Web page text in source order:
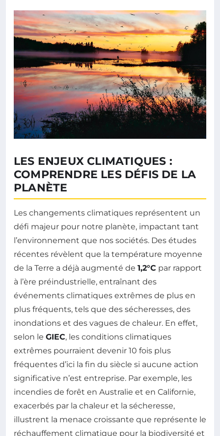
LES ENJEUX CLIMATIQUES :
COMPRENDRE LES DÉFIS DE LA
PLANÈTE
Les changements climatiques représentent un
défi majeur pour notre planète, impactant tant
l’environnement que nos sociétés. Des études
récentes révèlent que la température moyenne
de la Terre a déjà augmenté de 1,2°C par rapport
à l’ère préindustrielle, entraînant des
événements climatiques extrêmes de plus en
plus fréquents, tels que des sécheresses, des
inondations et des vagues de chaleur. En effet,
selon le GIEC, les conditions climatiques
extrêmes pourraient devenir 10 fois plus
fréquentes d’ici la fin du siècle si aucune action
significative n’est entreprise. Par exemple, les
incendies de forêt en Australie et en Californie,
exacerbés par la chaleur et la sécheresse,
illustrent la menace croissante que représente le
réchauffement climatique pour la biodiversité et